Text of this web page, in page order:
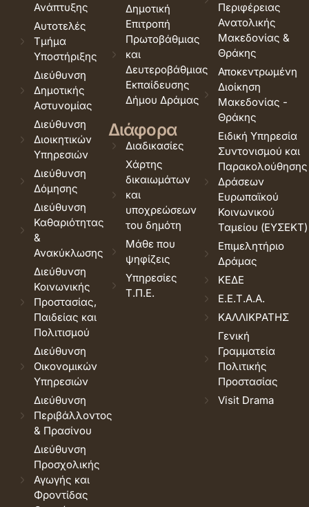
Ανάπτυξης
Αυτοτελές
Τμήμα
Υποστήριξης
Διεύθυνση
Δημοτικής
Αστυνομίας
Διεύθυνση
Διοικητικών
Υπηρεσιών
Διεύθυνση
Δόμησης
Διεύθυνση
Καθαριότητας
&
Ανακύκλωσης
Διεύθυνση
Κοινωνικής
Προστασίας,
Παιδείας και
Πολιτισμού
Διεύθυνση
Οικονομικών
Υπηρεσιών
Διεύθυνση
Περιβάλλοντος
& Πρασίνου
Διεύθυνση
Προσχολικής
Αγωγής και
Φροντίδας
Δημοτική
Επιτροπή
Πρωτοβάθμιας
και
Δευτεροβάθμιας
Εκπαίδευσης
Δήμου Δράμας
Διάφορα
Διαδικασίες
Χάρτης
δικαιωμάτων
και
υποχρεώσεων
του δημότη
Μάθε που
ψηφίζεις
Υπηρεσίες
Τ.Π.Ε.
Περιφέρειας
Ανατολικής
Μακεδονίας &
Θράκης
Αποκεντρωμένη
Διοίκηση
Μακεδονίας -
Θράκης
Ειδική Υπηρεσία
Συντονισμού και
Παρακολούθησης
Δράσεων
Ευρωπαϊκού
Κοινωνικού
Ταμείου (ΕΥΣΕΚΤ)
Επιμελητήριο
Δράμας
ΚΕΔΕ
Ε.Ε.Τ.Α.Α.
ΚΑΛΛΙΚΡΑΤΗΣ
Γενική
Γραμματεία
Πολιτικής
Προστασίας
Visit Drama